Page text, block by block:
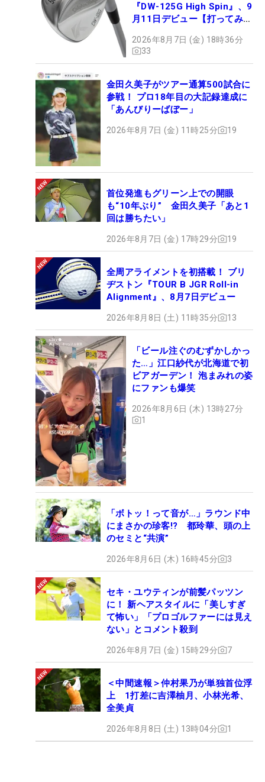
『DW-125G High Spin』、9
月11日デビュー【打ってみ
2026年8月7日 (金) 18時36分
33
金田久美子がツアー通算500試合に
参戦！ プロ18年目の大記録達成に
「あんびりーばぼー」
2026年8月7日 (金) 11時25分 19
首位発進もグリーン上での開眼
も“10年ぶり” 金田久美子「あと1
回は勝ちたい」
2026年8月7日 (金) 17時29分 19
全周アライメントを初搭載！ ブリ
ヂストン『TOUR B JGR Roll-in
Alignment』、8月7日デビュー
2026年8月8日 (土) 11時35分 13
「ビール注ぐのむずかしかっ
た…」江口紗代が北海道で初
ビアガーデン！ 泡まみれの姿
にファンも爆笑
2026年8月6日 (木) 13時27分
1
「ボトッ！って音が…」ラウンド中
にまさかの珍客!? 都玲華、頭の上
のセミと“共演”
2026年8月6日 (木) 16時45分 3
セキ・ユウティンが前髪パッツン
に！ 新ヘアスタイルに「美しすぎ
て怖い」「プロゴルファーには見え
ない」とコメント殺到
2026年8月7日 (金) 15時29分 7
＜中間速報＞仲村果乃が単独首位浮
上 1打差に吉澤柚月、小林光希、
全美貞
2026年8月8日 (土) 13時04分 1